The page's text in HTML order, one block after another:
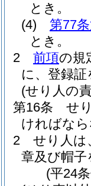
とき。
(4)
第77
とき。
2
前項の規
に、登録
(せり人の
第16条
せ
ければな
2
せり人は
章及び帽
(平24